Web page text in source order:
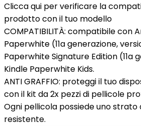
Clicca qui per verificare la
prodotto con il tuo modello
COMPATIBILITÀ: compatibile con
Paperwhite (11a generazione,
Paperwhite Signature Edition (11a
Kindle Paperwhite Kids.
ANTI GRAFFIO: proteggi il tuo
con il kit da 2x pezzi di pellicole
Ogni pellicola possiede uno
resistente.